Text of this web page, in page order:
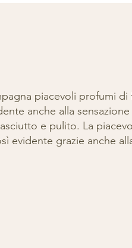
piacevoli profumi di
anche alla
e pulito. La
evidente grazie anche